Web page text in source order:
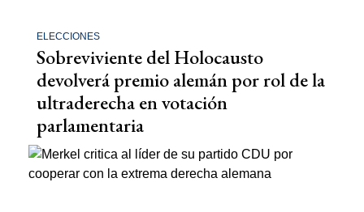
ELECCIONES
Sobreviviente del Holocausto
devolverá premio alemán por rol de la
ultraderecha en votación
parlamentaria